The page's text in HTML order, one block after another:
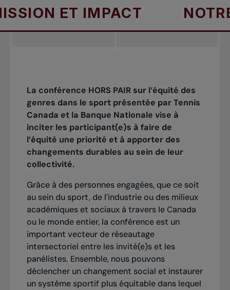
ET IMPACT
La conférence HORS PAIR sur l’équité des
genres dans le sport présentée par Tennis
Canada et la Banque Nationale vise à
inciter les participant(e)s à faire de
l’équité une priorité et à apporter des
changements durables au sein de leur
collectivité.
Grâce à des personnes engagées, que ce soit
au sein du sport, de l'industrie ou des milieux
académiques et sociaux à travers le Canada
ou le monde entier, la conférence est un
important vecteur de réseautage
intersectoriel entre les invité(e)s et les
panélistes. Ensemble, nous pouvons
déclencher un changement social et instaurer
un système sportif plus équitable dans lequel